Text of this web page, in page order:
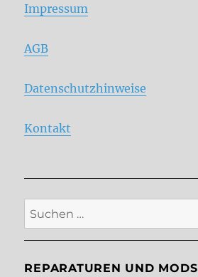
Impressum
AGB
Datenschutzhinweise
Kontakt
Suche
nach:
REPARATUREN UND MODS